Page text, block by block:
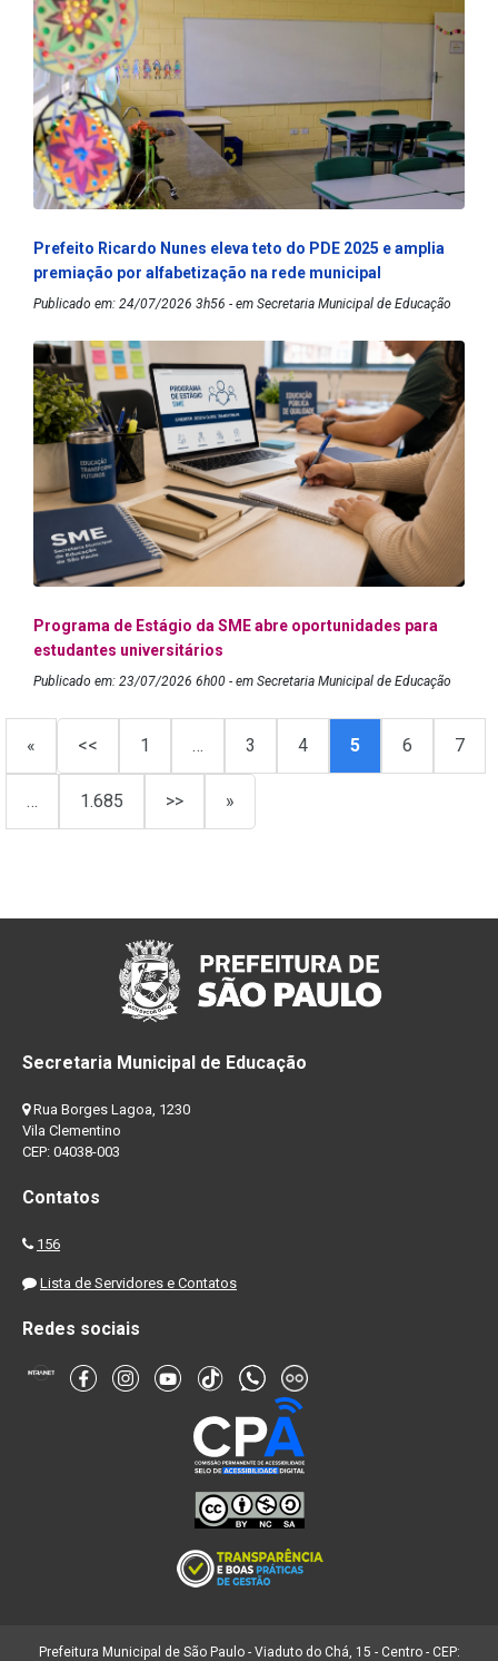
Prefeito Ricardo Nunes eleva teto do PDE 2025 e amplia
premiação por alfabetização na rede municipal
Publicado em: 24/07/2026 3h56 - em Secretaria Municipal de Educação
Programa de Estágio da SME abre oportunidades para
estudantes universitários
Publicado em: 23/07/2026 6h00 - em Secretaria Municipal de Educação
« << 1 … 3 4 5 6 7
… 1.685 >> »
Secretaria Municipal de Educação
Rua Borges Lagoa, 1230
Vila Clementino
CEP: 04038-003
Contatos
156
Lista de Servidores e Contatos
Redes sociais
Prefeitura Municipal de São Paulo - Viaduto do Chá, 15 - Centro - CEP: